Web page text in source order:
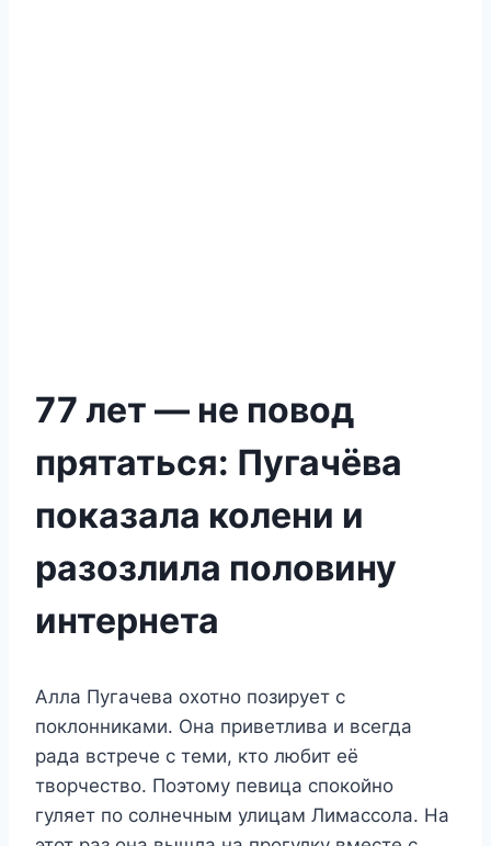
77 лет — не повод
прятаться: Пугачёва
показала колени и
разозлила половину
интернета
Алла Пугачева охотно позирует с
поклонниками. Она приветлива и всегда
рада встрече с теми, кто любит её
творчество. Поэтому певица спокойно
гуляет по солнечным улицам Лимассола. На